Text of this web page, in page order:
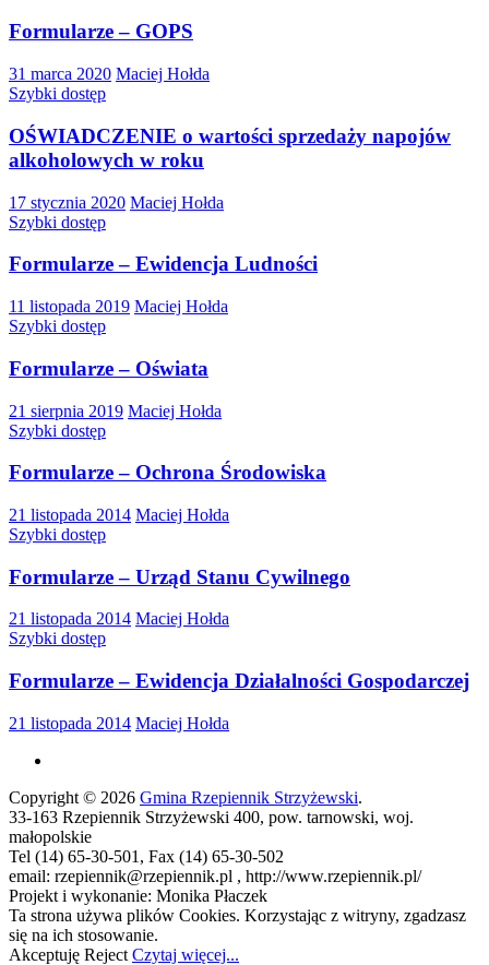
Formularze – GOPS
31 marca 2020 Maciej Hołda
Szybki dostęp
OŚWIADCZENIE o wartości sprzedaży napojów
alkoholowych w roku
17 stycznia 2020 Maciej Hołda
Szybki dostęp
Formularze – Ewidencja Ludności
11 listopada 2019 Maciej Hołda
Szybki dostęp
Formularze – Oświata
21 sierpnia 2019 Maciej Hołda
Szybki dostęp
Formularze – Ochrona Środowiska
21 listopada 2014 Maciej Hołda
Szybki dostęp
Formularze – Urząd Stanu Cywilnego
21 listopada 2014 Maciej Hołda
Szybki dostęp
Formularze – Ewidencja Działalności Gospodarczej
21 listopada 2014 Maciej Hołda
Copyright © 2026 Gmina Rzepiennik Strzyżewski.
33-163 Rzepiennik Strzyżewski 400, pow. tarnowski, woj.
małopolskie
Tel (14) 65-30-501, Fax (14) 65-30-502
email: rzepiennik@rzepiennik.pl , http://www.rzepiennik.pl/
Projekt i wykonanie: Monika Płaczek
Ta strona używa plików Cookies. Korzystając z witryny, zgadzasz
się na ich stosowanie.
Akceptuję Reject Czytaj więcej...